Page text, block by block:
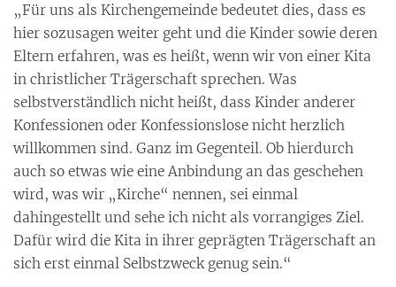
„Für uns als Kirchengemeinde bedeutet dies, dass es
hier sozusagen weiter geht und die Kinder sowie deren
Eltern erfahren, was es heißt, wenn wir von einer Kita
in christlicher Trägerschaft sprechen. Was
selbstverständlich nicht heißt, dass Kinder anderer
Konfessionen oder Konfessionslose nicht herzlich
willkommen sind. Ganz im Gegenteil. Ob hierdurch
auch so etwas wie eine Anbindung an das geschehen
wird, was wir „Kirche“ nennen, sei einmal
dahingestellt und sehe ich nicht als vorrangiges Ziel.
Dafür wird die Kita in ihrer geprägten Trägerschaft an
sich erst einmal Selbstzweck genug sein.“